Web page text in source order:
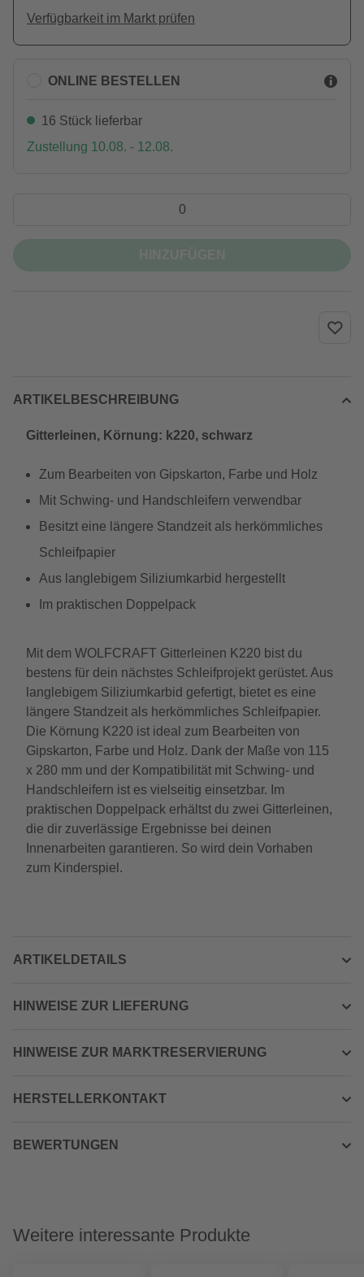
Verfügbarkeit im Markt prüfen
ONLINE BESTELLEN
16 Stück lieferbar
Zustellung 10.08. - 12.08.
ARTIKELBESCHREIBUNG
Gitterleinen, Körnung: k220, schwarz
Zum Bearbeiten von Gipskarton, Farbe und Holz
Mit Schwing- und Handschleifern verwendbar
Besitzt eine längere Standzeit als herkömmliches
Schleifpapier
Aus langlebigem Siliziumkarbid hergestellt
Im praktischen Doppelpack
Mit dem WOLFCRAFT Gitterleinen K220 bist du
bestens für dein nächstes Schleifprojekt gerüstet. Aus
langlebigem Siliziumkarbid gefertigt, bietet es eine
längere Standzeit als herkömmliches Schleifpapier.
Die Körnung K220 ist ideal zum Bearbeiten von
Gipskarton, Farbe und Holz. Dank der Maße von 115
x 280 mm und der Kompatibilität mit Schwing- und
Handschleifern ist es vielseitig einsetzbar. Im
praktischen Doppelpack erhältst du zwei Gitterleinen,
die dir zuverlässige Ergebnisse bei deinen
Innenarbeiten garantieren. So wird dein Vorhaben
zum Kinderspiel.
ARTIKELDETAILS
HINWEISE ZUR LIEFERUNG
HINWEISE ZUR MARKTRESERVIERUNG
HERSTELLERKONTAKT
BEWERTUNGEN
Weitere interessante Produkte